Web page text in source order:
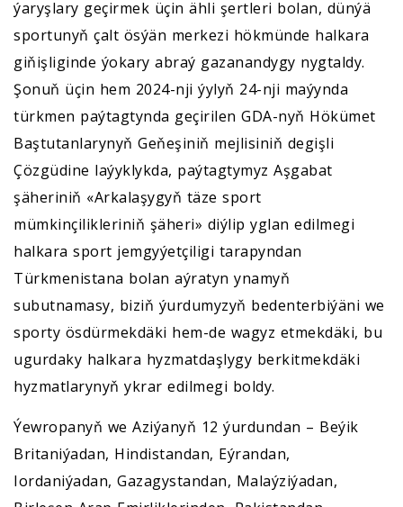
ýaryşlary geçirmek üçin ähli şertleri bolan, dünýä
sportunyň çalt ösýän merkezi hökmünde halkara
giňişliginde ýokary abraý gazanandygy nygtaldy.
Şonuň üçin hem 2024-nji ýylyň 24-nji maýynda
türkmen paýtagtynda geçirilen GDA-nyň Hökümet
Baştutanlarynyň Geňeşiniň mejlisiniň degişli
Çözgüdine laýyklykda, paýtagtymyz Aşgabat
şäheriniň «Arkalaşygyň täze sport
mümkinçilikleriniň şäheri» diýlip yglan edilmegi
halkara sport jemgyýetçiligi tarapyndan
Türkmenistana bolan aýratyn ynamyň
subutnamasy, biziň ýurdumyzyň bedenterbiýäni we
sporty ösdürmekdäki hem-de wagyz etmekdäki, bu
ugurdaky halkara hyzmatdaşlygy berkitmekdäki
hyzmatlarynyň ykrar edilmegi boldy.
Ýewropanyň we Aziýanyň 12 ýurdundan – Beýik
Britaniýadan, Hindistandan, Eýrandan,
Iordaniýadan, Gazagystandan, Malaýziýadan,